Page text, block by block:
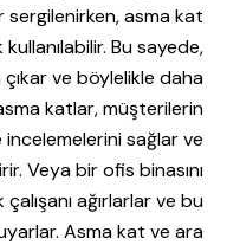
sergilenirken, asma kat
Bu sayede,
çıkar ve böylelikle daha
katlar, müşterilerin
sağlar ve
Veya bir ofis binasını
ağırlarlar ve bu
Asma kat ve ara